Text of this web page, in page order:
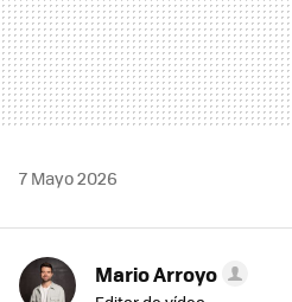
7 Mayo 2026
Mario Arroyo